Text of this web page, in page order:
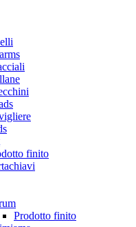
finito
Prodotto finito